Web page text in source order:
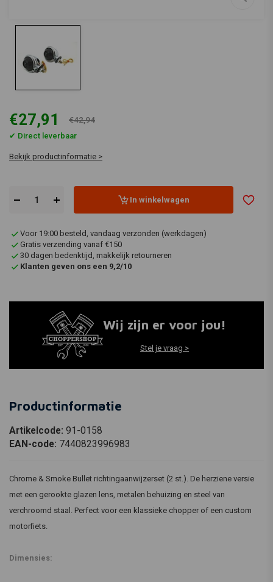
€27,91 €42,94
✔ Direct leverbaar
Bekijk productinformatie >
In winkelwagen
Voor 19:00 besteld, vandaag verzonden (werkdagen)
Gratis verzending vanaf €150
30 dagen bedenktijd, makkelijk retourneren
Klanten geven ons een 9,2/10
Wij zijn er voor jou!
Stel je vraag >
Productinformatie
Artikelcode: 91-0158
EAN-code: 7440823996983
Chrome & Smoke Bullet richtingaanwijzerset (2 st.). De herziene versie
met een gerookte glazen lens, metalen behuizing en steel van
verchroomd staal. Perfect voor een klassieke chopper of een custom
motorfiets.
Dimensies: